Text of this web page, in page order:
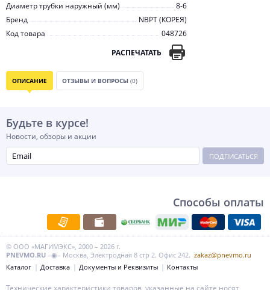
Диаметр трубки наружный (мм)
8-6
Бренд
NBPT (КОРЕЯ)
Код товара
048726
РАСПЕЧАТАТЬ
ОПИСАНИЕ ОТЗЫВЫ И ВОПРОСЫ (0)
Будьте в курсе!
Новости, обзоры и акции
ПОДПИСАТЬСЯ
Способы оплаты
© ООО «МАГИМЭКС», 2000 – 2026 г.
PNEVMO.RU –◉– Москва, Электродная 8 стр 2. Офис 242. zakaz@pnevmo.ru
Каталог
Доставка Документы и Реквизиты Контакты
Технические характеристики товаров, указанные на сайте носят